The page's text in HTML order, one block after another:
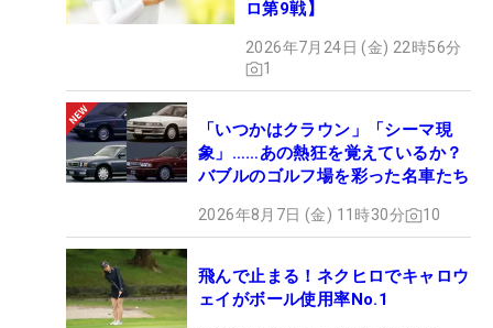
ロ第9戦】
2026年7月24日 (金) 22時56分
1
「いつかはクラウン」「シーマ現
象」……あの熱狂を覚えているか？
バブルのゴルフ場を彩った名車たち
2026年8月7日 (金) 11時30分 10
飛んで止まる！ネクヒロでキャロウ
ェイがボール使用率No.1